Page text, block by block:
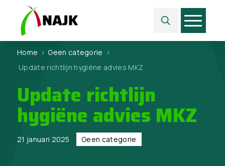
Home > Geen categorie >
Update richtlijn hygiëne advies MKZ
Update richtlijn
hygiëne advies MKZ
21 januari 2025 Geen categorie